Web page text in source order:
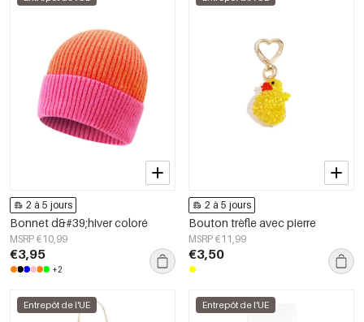
2 à 5 jours
Bonnet d&#39;hiver coloré
MSRP €10,99
€3,95
+2
2 à 5 jours
Bouton trèfle avec pierre
MSRP €11,99
€3,50
Entrepôt de l'UE Entrepôt de l'UE